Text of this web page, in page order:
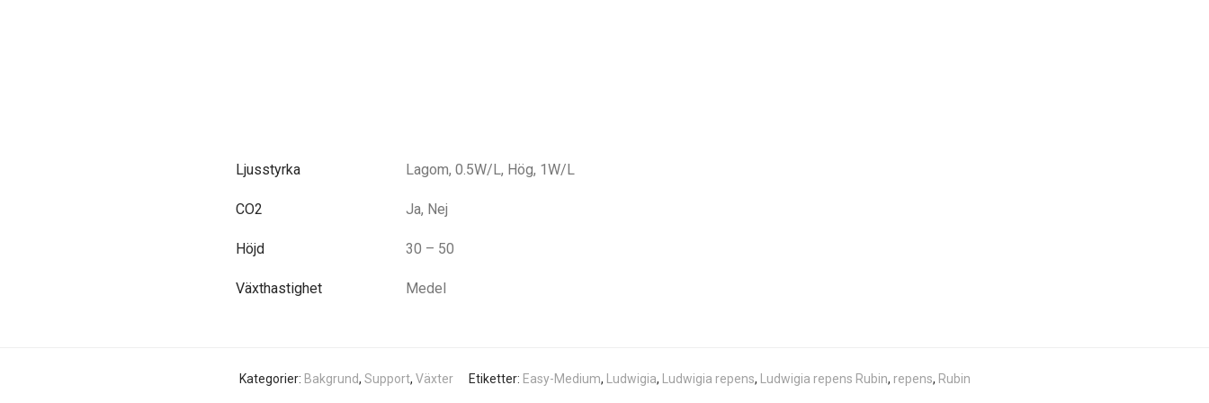
Ljusstyrka Lagom, 0.5W/L, Hög, 1W/L
CO2 Ja, Nej
Höjd 30 – 50
Växthastighet Medel
Kategorier: Bakgrund, Support, Växter Etiketter: Easy-Medium, Ludwigia, Ludwigia repens, Ludwigia repens Rubin, repens, Rubin